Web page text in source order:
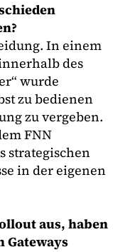
In einem
des
wurde
zu bedienen
zu vergeben.
FNN
strategischen
in der eigenen
aus, haben
Gateways